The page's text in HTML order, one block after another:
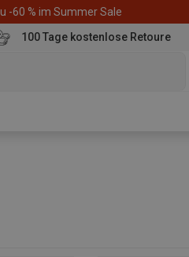
-60 % im Summer Sale
100 Tage kostenlose Retoure